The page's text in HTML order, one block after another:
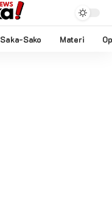
Saka-Sako Materi